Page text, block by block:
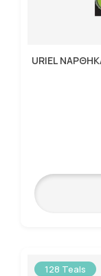
URIEL
128 Teals